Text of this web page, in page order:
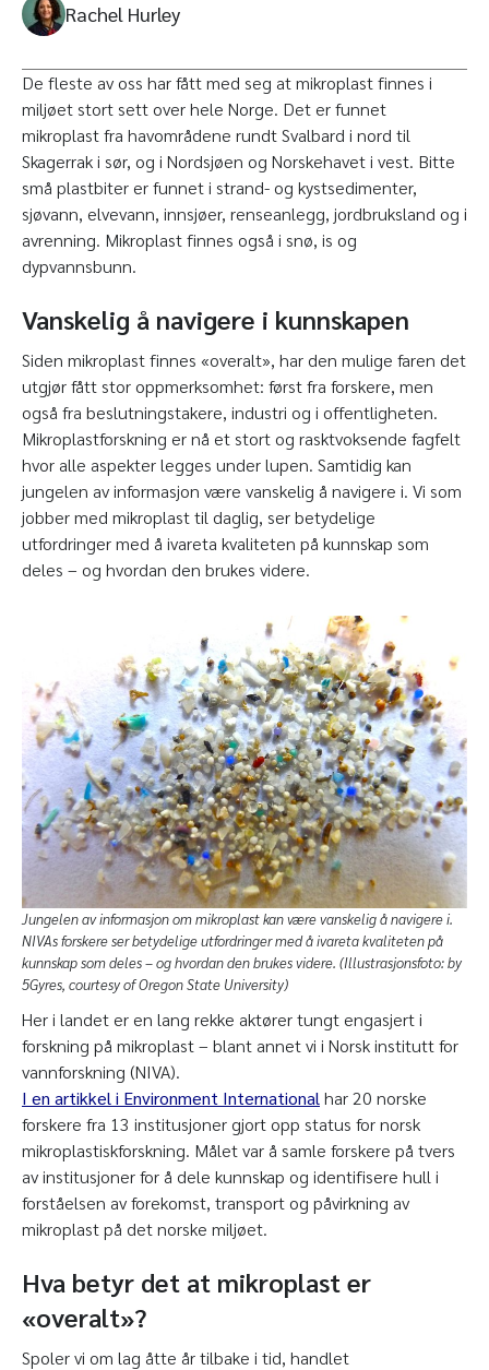
Rachel Hurley
De fleste av oss har fått med seg at mikroplast finnes i
miljøet stort sett over hele Norge. Det er funnet
mikroplast fra havområdene rundt Svalbard i nord til
Skagerrak i sør, og i Nordsjøen og Norskehavet i vest. Bitte
små plastbiter er funnet i strand- og kystsedimenter,
sjøvann, elvevann, innsjøer, renseanlegg, jordbruksland og i
avrenning. Mikroplast finnes også i snø, is og
dypvannsbunn.
Vanskelig å navigere i kunnskapen
Siden mikroplast finnes «overalt», har den mulige faren det
utgjør fått stor oppmerksomhet: først fra forskere, men
også fra beslutningstakere, industri og i offentligheten.
Mikroplastforskning er nå et stort og rasktvoksende fagfelt
hvor alle aspekter legges under lupen. Samtidig kan
jungelen av informasjon være vanskelig å navigere i. Vi som
jobber med mikroplast til daglig, ser betydelige
utfordringer med å ivareta kvaliteten på kunnskap som
deles – og hvordan den brukes videre.
Jungelen av informasjon om mikroplast kan være vanskelig å navigere i.
NIVAs forskere ser betydelige utfordringer med å ivareta kvaliteten på
kunnskap som deles – og hvordan den brukes videre. (Illustrasjonsfoto: by
5Gyres, courtesy of Oregon State University)
Her i landet er en lang rekke aktører tungt engasjert i
forskning på mikroplast – blant annet vi i Norsk institutt for
vannforskning (NIVA).
I en artikkel i Environment International har 20 norske
forskere fra 13 institusjoner gjort opp status for norsk
mikroplastiskforskning. Målet var å samle forskere på tvers
av institusjoner for å dele kunnskap og identifisere hull i
forståelsen av forekomst, transport og påvirkning av
mikroplast på det norske miljøet.
Hva betyr det at mikroplast er
«overalt»?
Spoler vi om lag åtte år tilbake i tid, handlet